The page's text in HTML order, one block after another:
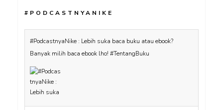
#PODCASTNYANIKE
#PodcastnyaNike : Lebih suka baca buku atau ebook?
Banyak milih baca ebook lho! #TentangBuku